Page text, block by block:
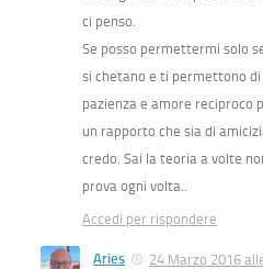
ci penso.
Se posso permettermi solo
si chetano e ti permettono di
pazienza e amore reciproco
un rapporto che sia di
credo. Sai la teoria a volte
prova ogni volta..
Accedi per rispondere
Aries
24 Marzo 2016